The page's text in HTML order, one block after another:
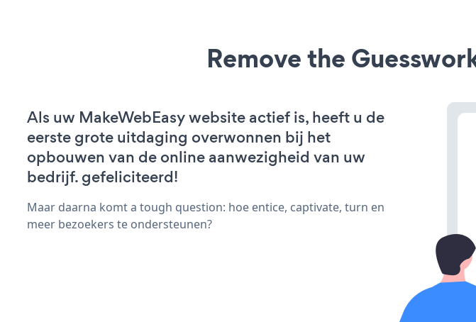
Remove the
Als uw MakeWebEasy website actief is, heeft u de
eerste grote uitdaging overwonnen bij het
opbouwen van de online aanwezigheid van uw
bedrijf. gefeliciteerd!
Maar daarna komt a tough question: hoe entice, captivate, turn en
meer bezoekers te ondersteunen?